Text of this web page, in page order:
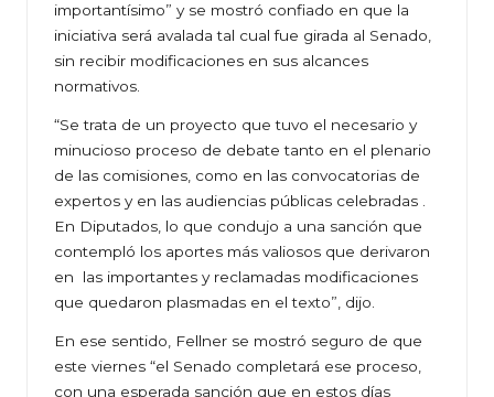
importantísimo” y se mostró confiado en que la
iniciativa será avalada tal cual fue girada al Senado,
sin recibir modificaciones en sus alcances
normativos.
“Se trata de un proyecto que tuvo el necesario y
minucioso proceso de debate tanto en el plenario
de las comisiones, como en las convocatorias de
expertos y en las audiencias públicas celebradas .
En Diputados, lo que condujo a una sanción que
contempló los aportes más valiosos que derivaron
en las importantes y reclamadas modificaciones
que quedaron plasmadas en el texto”, dijo.
En ese sentido, Fellner se mostró seguro de que
este viernes “el Senado completará ese proceso,
con una esperada sanción que en estos días